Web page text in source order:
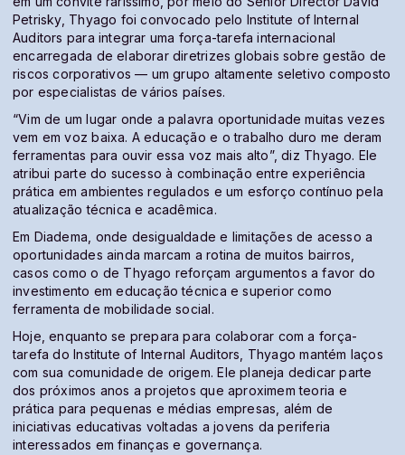
Petrisky, Thyago foi convocado pelo Institute of Internal
Auditors para integrar uma força-tarefa internacional
encarregada de elaborar diretrizes globais sobre gestão de
riscos corporativos — um grupo altamente seletivo composto
por especialistas de vários países.
“Vim de um lugar onde a palavra oportunidade muitas vezes
vem em voz baixa. A educação e o trabalho duro me deram
ferramentas para ouvir essa voz mais alto”, diz Thyago. Ele
atribui parte do sucesso à combinação entre experiência
prática em ambientes regulados e um esforço contínuo pela
atualização técnica e acadêmica.
Em Diadema, onde desigualdade e limitações de acesso a
oportunidades ainda marcam a rotina de muitos bairros,
casos como o de Thyago reforçam argumentos a favor do
investimento em educação técnica e superior como
ferramenta de mobilidade social.
Hoje, enquanto se prepara para colaborar com a força-
tarefa do Institute of Internal Auditors, Thyago mantém laços
com sua comunidade de origem. Ele planeja dedicar parte
dos próximos anos a projetos que aproximem teoria e
prática para pequenas e médias empresas, além de
iniciativas educativas voltadas a jovens da periferia
interessados em finanças e governança.